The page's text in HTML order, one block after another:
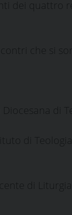
dei quattro
che si
di
di
di